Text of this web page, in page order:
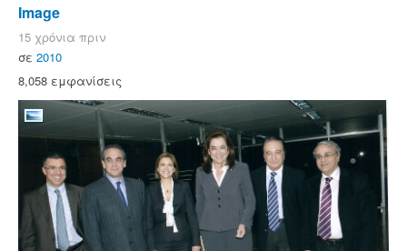
Image
15 χρόνια πριν
σε 2010
8,058 εμφανίσεις